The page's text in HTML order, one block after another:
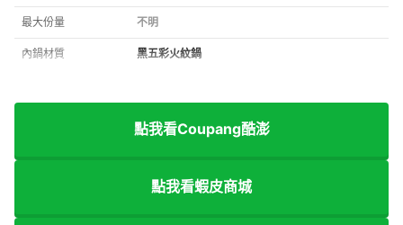
最大份量 不明
內鍋材質 黑五彩火紋鍋
點我看Coupang酷澎
點我看蝦皮商城